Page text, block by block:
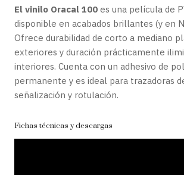
El vinilo Oracal 100 es una película de
disponible en acabados brillantes (y en
Ofrece durabilidad de corto a mediano
exteriores y duración prácticamente
interiores. Cuenta con un adhesivo de
permanente y es ideal para trazadoras
señalización y rotulación.
Fichas técnicas y descargas